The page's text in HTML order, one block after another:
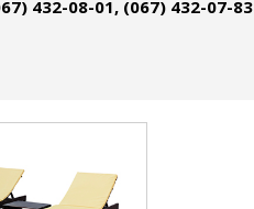
432-08-01, (067) 432-07-83